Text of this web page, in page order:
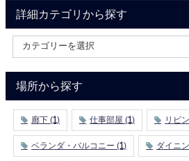
詳細カテゴリから探す
場所から探す
廊下 (1) 仕事部屋 (1) リビ
ベランダ・バルコニー (1) ダイニ